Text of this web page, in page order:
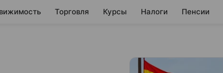
Торговля Курсы Налоги Пенсии